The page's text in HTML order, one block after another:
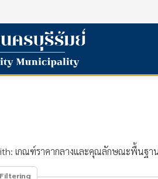
เกณฑ์ราคากลางและคุณลักษณะพื้นฐา